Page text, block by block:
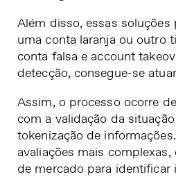
Além disso, essas
uma conta laranja ou outro
conta falsa e account
detecção, consegue-se
Assim, o processo ocorre
com a validação da
tokenização de
avaliações mais
de mercado para identificar